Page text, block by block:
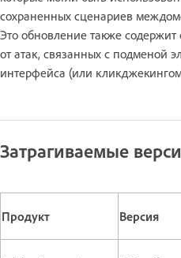
сохраненных сценариев
Это обновление также
от атак, связанных с подменой
интерфейса (или
Затрагиваемые
Продукт Версия